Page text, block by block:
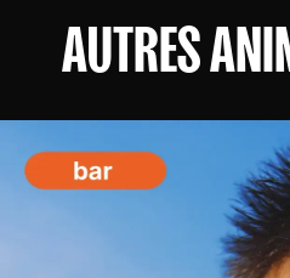
AUTRES